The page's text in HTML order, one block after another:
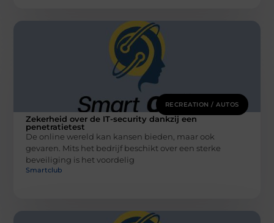
RECREATION / AUTOS
Zekerheid over de IT-security dankzij een
penetratietest
De online wereld kan kansen bieden, maar ook
gevaren. Mits het bedrijf beschikt over een sterke
beveiliging is het voordelig
Smartclub